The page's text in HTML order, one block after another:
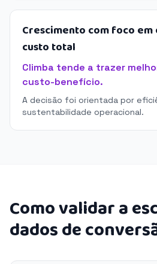
Crescimento com foco
custo total
Climba tende a trazer
custo-benefício.
A decisão foi orientada por
sustentabilidade operacional.
Como validar a
dados de